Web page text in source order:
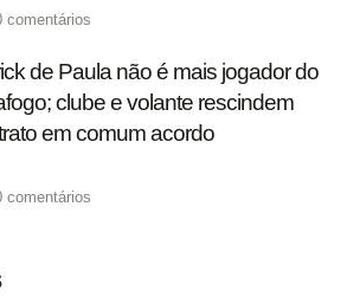
comentários
de Paula não é mais jogador do
clube e volante rescindem
em comum acordo
comentários